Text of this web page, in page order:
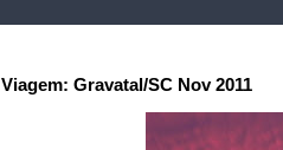
Viagem: Gravatal/SC Nov 2011